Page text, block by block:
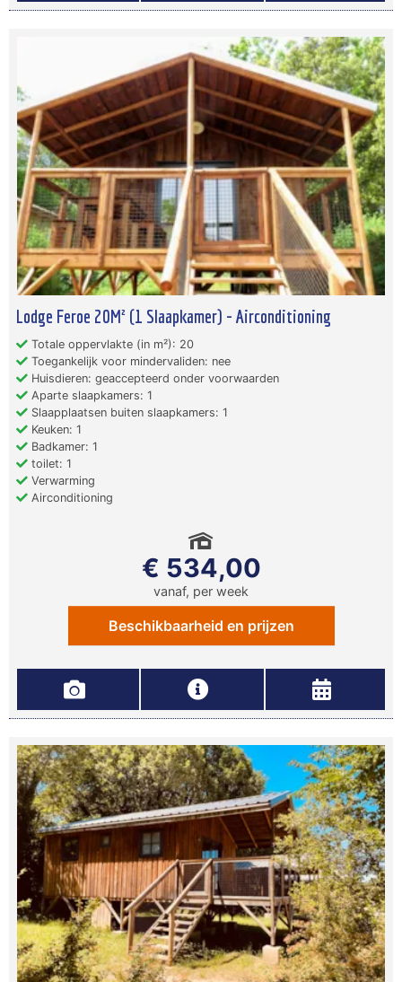
Lodge Feroe 20M² (1 Slaapkamer) - Airconditioning
Totale oppervlakte (in m²): 20
Toegankelijk voor mindervaliden: nee
Huisdieren: geaccepteerd onder voorwaarden
Aparte slaapkamers: 1
Slaapplaatsen buiten slaapkamers: 1
Keuken: 1
Badkamer: 1
toilet: 1
Verwarming
Airconditioning
€ 534,00
vanaf, per week
Beschikbaarheid en prijzen